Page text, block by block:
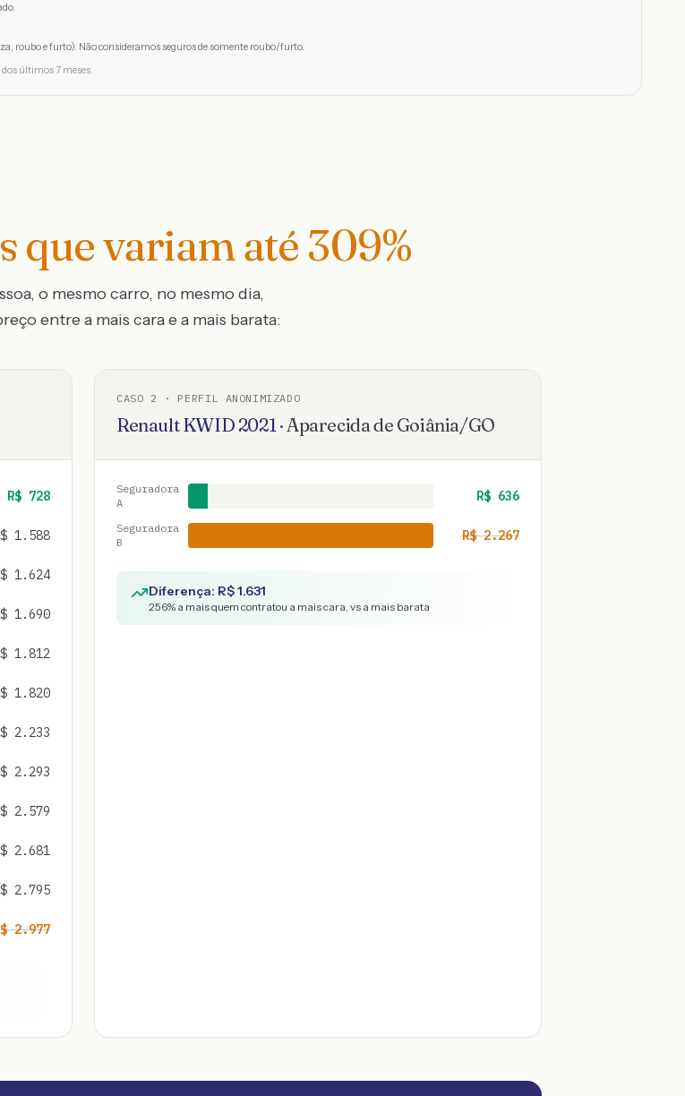
roubo e furto). Não consideramos seguros de somente roubo/furto.
últimos 7 meses.
que variam até 309%
o mesmo carro, no mesmo dia,
entre a mais cara e a mais barata:
R$ 728
1.588
1.624
1.690
1.812
1.820
2.233
2.293
2.579
2.681
2.795
2.977
CASO 2 · PERFIL ANONIMIZADO
RenaultKWID 2021·Aparecida de Goiânia/GO
Seguradora
A
R$ 636
Seguradora
B
R$2.267
Diferença: R$1.631
256% a mais quem contratou a mais cara, vs a mais barata